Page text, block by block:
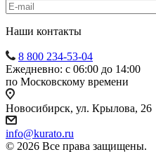
Наши контакты
8 800 234-53-04
Ежедневно: с 06:00 до 14:00
по Московскому времени
Новосибирск, ул. Крылова, 26
info@kurato.ru
© 2026 Все права защищены.